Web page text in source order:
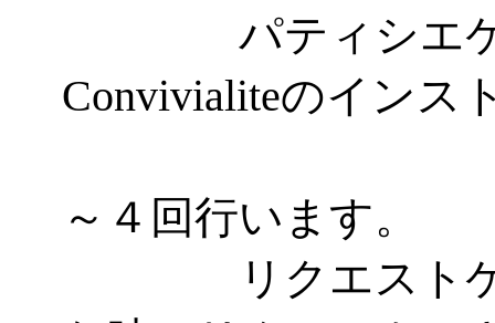
パティシエケー
Convivialiteのインス
～４回行います。
リクエストケー